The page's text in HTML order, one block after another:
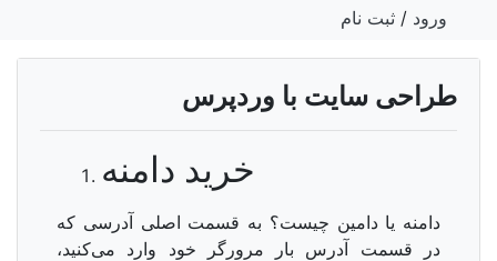
ورود / ثبت نام
طراحی سایت با وردپرس
خرید دامنه
دامنه یا دامین چیست؟ به قسمت اصلی آدرسی که
در قسمت آدرس بار مرورگر خود وارد می‌کنید،